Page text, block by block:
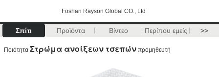
Foshan Rayson Global CO., Ltd
Σπίτι Προϊόντα Βίντεο Περίπου εμείς >>
Ποιότητα Στρώμα ανοίξεων τσεπών προμηθευτή